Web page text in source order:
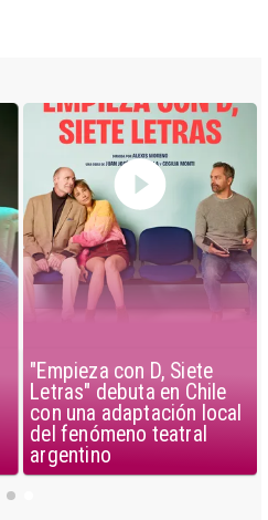
"Empieza con D, Siete
Letras" debuta en Chile
con una adaptación local
del fenómeno teatral
argentino